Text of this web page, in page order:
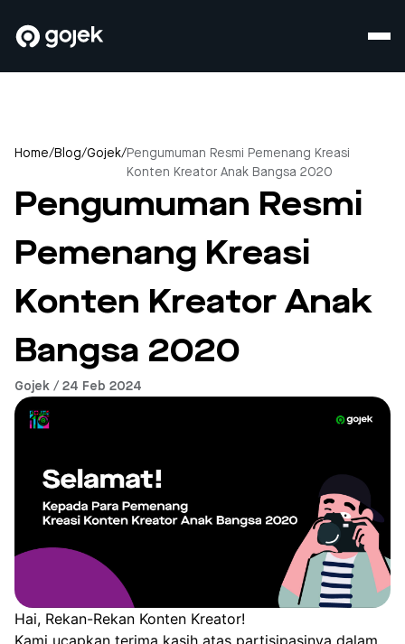
Home/Blog/Gojek/Pengumuman Resmi Pemenang Kreasi
Konten Kreator Anak Bangsa 2020
Pengumuman Resmi
Pemenang Kreasi
Konten Kreator Anak
Bangsa 2020
Gojek / 24 Feb 2024
Hai, Rekan-Rekan Konten Kreator!
Kami ucapkan terima kasih atas partisipasinya dalam